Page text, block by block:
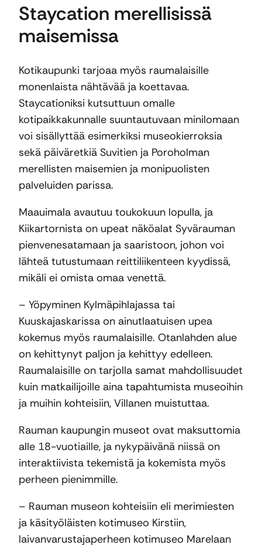
Staycation merellisissä
maisemissa
Kotikaupunki tarjoaa myös raumalaisille
monenlaista nähtävää ja koettavaa.
Staycationiksi kutsuttuun omalle
kotipaikkakunnalle suuntautuvaan minilomaan
voi sisällyttää esimerkiksi museokierroksia
sekä päiväretkiä Suvitien ja Poroholman
merellisten maisemien ja monipuolisten
palveluiden parissa.
Maauimala avautuu toukokuun lopulla, ja
Kiikartornista on upeat näköalat Syvärauman
pienvenesatamaan ja saaristoon, johon voi
lähteä tutustumaan reittiliikenteen kyydissä,
mikäli ei omista omaa venettä.
– Yöpyminen Kylmäpihlajassa tai
Kuuskajaskarissa on ainutlaatuisen upea
kokemus myös raumalaisille. Otanlahden alue
on kehittynyt paljon ja kehittyy edelleen.
Raumalaisille on tarjolla samat mahdollisuudet
kuin matkailijoille aina tapahtumista museoihin
ja muihin kohteisiin, Villanen muistuttaa.
Rauman kaupungin museot ovat maksuttomia
alle 18-vuotiaille, ja nykypäivänä niissä on
interaktiivista tekemistä ja kokemista myös
perheen pienimmille.
– Rauman museon kohteisiin eli merimiesten
ja käsityöläisten kotimuseo Kirstiin,
laivanvarustajaperheen kotimuseo Marelaan